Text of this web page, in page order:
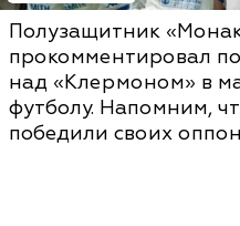
Полузащитник
прокомментировал
над «Клермоном» в
футболу. Напомним,
победили своих